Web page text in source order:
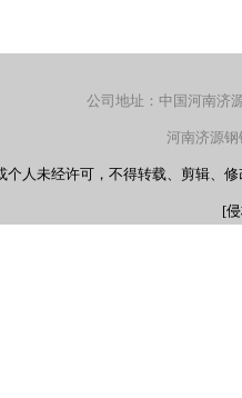
公司地址：中国河南
河南济源
个人未经许可，不得转载、剪辑、
[